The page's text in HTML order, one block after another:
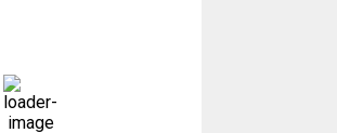
89 %
1009 mb